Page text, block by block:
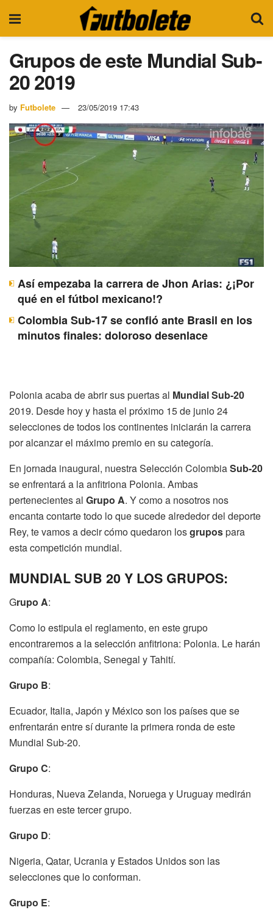
Grupos de este Mundial Sub-
20 2019
by Futbolete 23/05/2019 17:43
Así empezaba la carrera de Jhon Arias: ¿¡Por
qué en el fútbol mexicano!?
Colombia Sub-17 se confió ante Brasil en los
minutos finales: doloroso desenlace
Polonia acaba de abrir sus puertas al Mundial Sub-20
2019. Desde hoy y hasta el próximo 15 de junio 24
selecciones de todos los continentes iniciarán la carrera
por alcanzar el máximo premio en su categoría.
En jornada inaugural, nuestra Selección ColombiaSub-20
se enfrentará a la anfitriona Polonia. Ambas
pertenecientes al Grupo A. Y como a nosotros nos
encanta contarte todo lo que sucede alrededor del deporte
Rey, te vamos a decir cómo quedaron losgrupospara
esta competición mundial.
MUNDIAL SUB 20 Y LOS GRUPOS:
Grupo A:
Como lo estipula el reglamento, en este grupo
encontraremos a la selección anfitriona: Polonia. Le harán
compañía: Colombia, Senegal y Tahití.
Grupo B:
Ecuador, Italia, Japón y México son los países que se
enfrentarán entre sí durante la primera ronda de este
Mundial Sub-20.
Grupo C:
Honduras, Nueva Zelanda, Noruega y Uruguay medirán
fuerzas en este tercer grupo.
Grupo D:
Nigeria, Qatar, Ucrania y Estados Unidos son las
selecciones que lo conforman.
Grupo E: